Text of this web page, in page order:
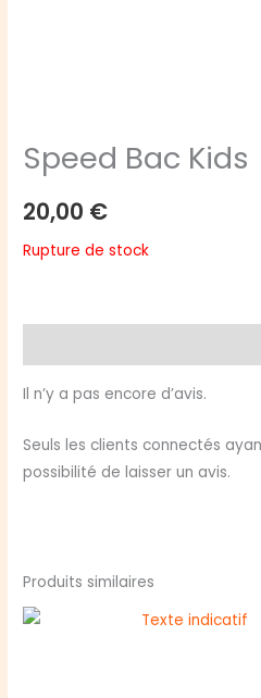
Speed Bac Kids
20,00 €
Rupture de stock
Il n’y a pas encore d’avis.
Seuls les clients connectés
possibilité de laisser un avis.
Produits similaires